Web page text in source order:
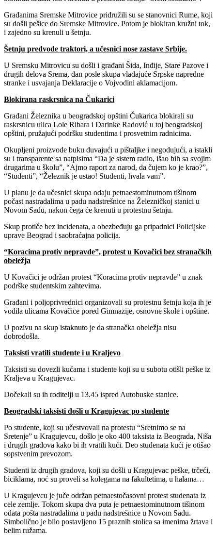
Građanima Sremske Mitrovice pridružili su se stanovnici Rume, koji
su došli pešice do Sremske Mitrovice. Potom je blokiran kružni tok,
i zajedno su krenuli u šetnju.
Šetnju predvode traktori, a učesnici nose zastave Srbije.
U Sremsku Mitrovicu su došli i građani Šida, Inđije, Stare Pazove i
drugih delova Srema, dan posle skupa vladajuće Srpske napredne
stranke i usvajanja Deklaracije o Vojvodini aklamacijom.
Blokirana raskrsnica na Čukarici
Građani Železnika u beogradskoj opštini Čukarica blokirali su
raskrsnicu ulica Lole Ribara i Darinke Radović u toj beogradskoj
opštini, pružajući podršku studentima i prosvetnim radnicima.
Okupljeni proizvode buku duvajući u pištaljke i negodujući, a istakli
su i transparente sa natpisima “Da je sistem radio, išao bih sa svojim
drugarima u školu”, “Ajmo raport za narod, da čujem ko je krao?”,
“Studenti”, “Železnik je ustao! Studenti, hvala vam”.
U planu je da učesnici skupa odaju petnaestominutnom tišinom
počast nastradalima u padu nadstrešnice na Železničkoj stanici u
Novom Sadu, nakon čega će krenuti u protestnu šetnju.
Skup protiče bez incidenata, a obezbeđuju ga pripadnici Policijske
uprave Beograd i saobraćajna policija.
“Koracima protiv nepravde”, protest u Kovačici bez stranačkih
obeležja
U Kovačici je održan protest “Koracima protiv nepravde” u znak
podrške studentskim zahtevima.
Građani i poljoprivrednici organizovali su protestnu šetnju koja ih je
vodila ulicama Kovačice pored Gimnazije, osnovne škole i opštine.
U pozivu na skup istaknuto je da stranačka obeležja nisu
dobrodošla.
Taksisti vratili studente i u Kraljevo
Taksisti su dovezli kućama i studente koji su u subotu otišli peške iz
Kraljeva u Kragujevac.
Dočekali su ih roditelji u 13.45 ispred Autobuske stanice.
Beogradski taksisti došli u Kragujevac po studente
Po studente, koji su učestvovali na protestu “Sretnimo se na
Sretenje” u Kragujevcu, došlo je oko 400 taksista iz Beograda, Niša
i drugih gradova kako bi ih vratili kući. Deo studenata kući je otišao
sopstvenim prevozom.
Studenti iz drugih gradova, koji su došli u Kragujevac peške, trčeći,
biciklama, noć su proveli sa kolegama na fakultetima, u halama…
U Kragujevcu je juče održan petnaestočasovni protest studenata iz
cele zemlje. Tokom skupa dva puta je petnaestominutnom tišinom
odata pošta nastradalima u padu nadstrešnice u Novom Sadu.
Simbolično je bilo postavljeno 15 praznih stolica sa imenima žrtava i
belim ružama.